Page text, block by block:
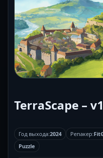
TerraScape –
Год выхода:2024 Репакер:
Puzzle